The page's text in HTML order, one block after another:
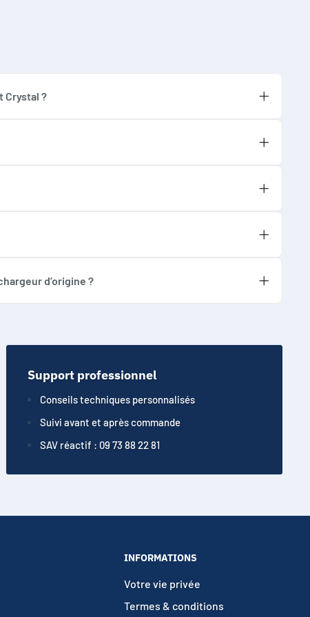
Crystal ?
d’origine ?
Support professionnel
Conseils techniques personnalisés
Suivi avant et après commande
SAV réactif : 09 73 88 22 81
INFORMATIONS
Votre vie privée
Termes & conditions